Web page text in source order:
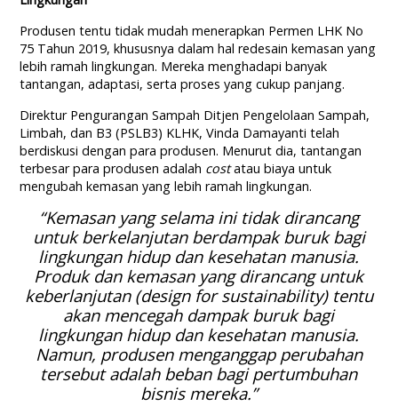
Produsen tentu tidak mudah menerapkan Permen LHK No
75 Tahun 2019, khususnya dalam hal redesain kemasan yang
lebih ramah lingkungan. Mereka menghadapi banyak
tantangan, adaptasi, serta proses yang cukup panjang.
Direktur Pengurangan Sampah Ditjen Pengelolaan Sampah,
Limbah, dan B3 (PSLB3) KLHK, Vinda Damayanti telah
berdiskusi dengan para produsen. Menurut dia, tantangan
terbesar para produsen adalah costatau biaya untuk
mengubah kemasan yang lebih ramah lingkungan.
“Kemasan yang selama ini tidak dirancang
untuk berkelanjutan berdampak buruk bagi
lingkungan hidup dan kesehatan manusia.
Produk dan kemasan yang dirancang untuk
keberlanjutan (design for sustainability)tentu
akan mencegah dampak buruk bagi
lingkungan hidup dan kesehatan manusia.
Namun, produsen menganggap perubahan
tersebut adalah beban bagi pertumbuhan
bisnis mereka.”